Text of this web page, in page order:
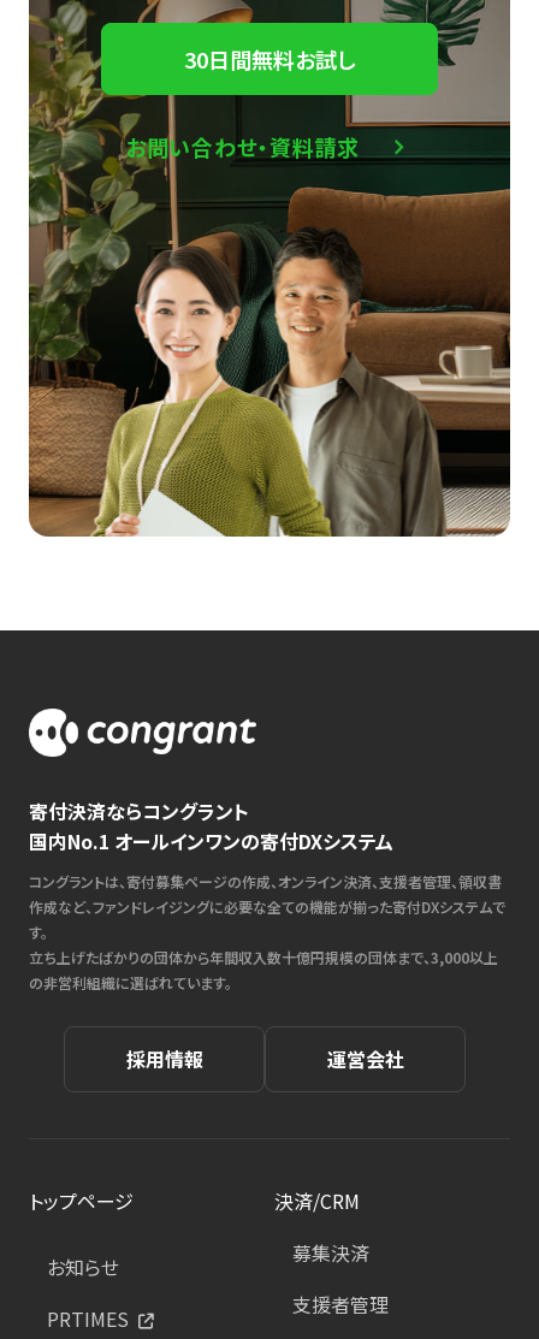
30日間無料お試し
お問い合わせ・資料請求
寄付決済ならコングラント
国内No.1 オールインワンの寄付DXシステム
コングラントは、寄付募集ページの作成、オンライン決済、支援者管理、領収書
作成など、ファンドレイジングに必要な全ての機能が揃った寄付DXシステムで
す。
立ち上げたばかりの団体から年間収入数十億円規模の団体まで、3,000以上
の非営利組織に選ばれています。
採用情報 運営会社
トップページ
お知らせ
PRTIMES
決済/CRM
募集決済
支援者管理